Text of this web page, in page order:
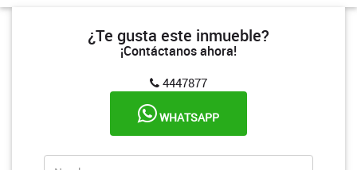
¿Te gusta este inmueble?
¡Contáctanos ahora!
4447877
WHATSAPP